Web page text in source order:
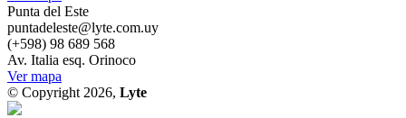
Punta del Este
puntadeleste@lyte.com.uy
(+598) 98 689 568
Av. Italia esq. Orinoco
Ver mapa
© Copyright 2026, Lyte